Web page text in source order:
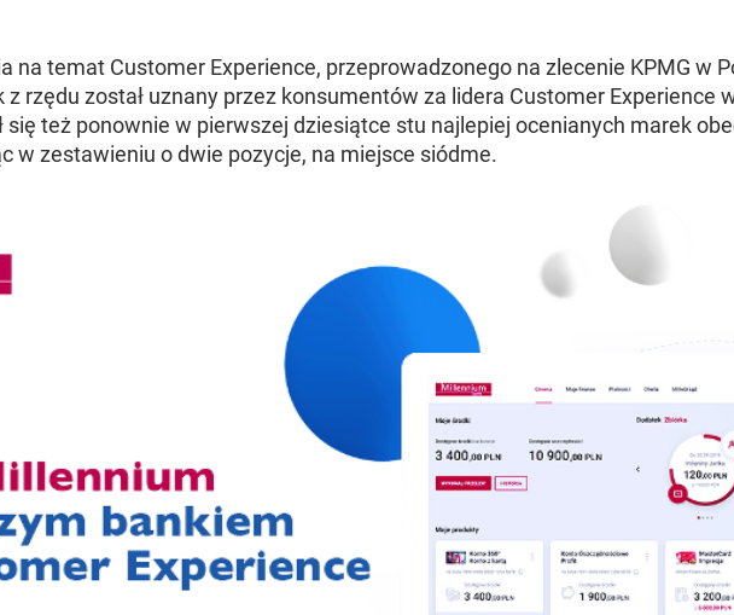
na temat Customer Experience, przeprowadzonego na zlecenie KPMG w
rzędu został uznany przez konsumentów za lidera Customer Experience
się też ponownie w pierwszej dziesiątce stu najlepiej ocenianych marek
w zestawieniu o dwie pozycje, na miejsce siódme.